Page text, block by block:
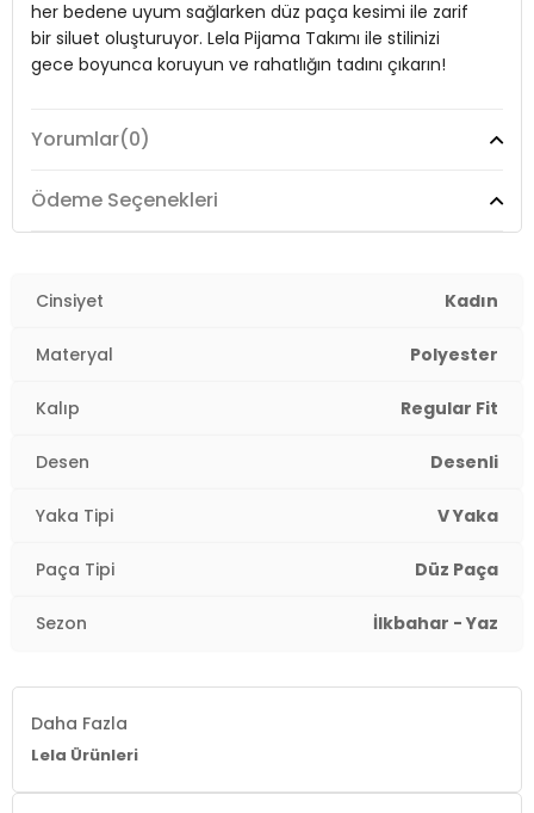
Kumaş Tipi:Örme
Boy: Standart
Manken Bedeni:Boy : 1.74 cm / Göğüs : 85 cm / Bel : 60 cm / Kalça
: 90 cm / Beden : S-M
Menşei:Türkiye
her bedene uyum sağlarken düz paça kesimi ile zarif
bir siluet oluşturuyor. Lela Pijama Takımı ile stilinizi
gece boyunca koruyun ve rahatlığın tadını çıkarın!
Model:Pijama Takımı
Giyim Tarzı:Ev Giyim/Gecelik
Materyal:
Yaka Tipi:
Kapama Şekli:
Kol Boyu:
Kumaş Tipi:
Boy:Standart
Paça Tipi:
Manken Bedeni:
60 cm / Kalça : 90 cm / Beden : S-M
Yaş Grubu:Yetişkin
Yorumlar(0)
Ödeme Seçenekleri
Cinsiyet Kadın
Materyal Polyester
Kalıp Regular Fit
Desen Desenli
Yaka Tipi V Yaka
Paça Tipi Düz Paça
Sezon İlkbahar - Yaz
Daha Fazla
Lela Ürünleri